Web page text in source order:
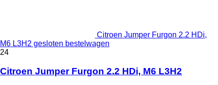
Citroen Jumper Furgon 2.2 HDi,
M6 L3H2 gesloten bestelwagen
24
Citroen Jumper Furgon 2.2 HDi, M6 L3H2